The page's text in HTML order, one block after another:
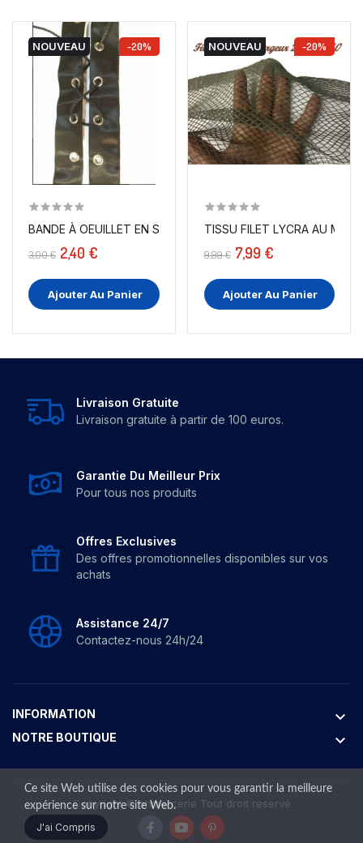
NOUVEAU -20%
BANDE À OEUILLET EN SATIN NOIR A COUDRE POUR...
3,00 € 2,40 €
Ajouter Au Panier
NOUVEAU -20%
TISSU FILET LYCRA AU
9,99 € 7,99 €
Ajouter Au Panier
Livraison Gratuite
Livraison gratuite à partir de 100 euros.
Garantie Du Meilleur Prix
Pour tous nos produits
Offres Exclusives
Des offres promotionnelles disponibles sur vos
achats
Assistance 24/7
Contactez-nous 24h/24
INFORMATION keyboard_arrow_down
NOTRE BOUTIQUE keyboard_arrow_down
Copyright ©bhmercerie Tout droit reservé
Ce site Web utilise des cookies pour vous garantir la meilleure
expérience sur notre site Web.
J'ai Compris